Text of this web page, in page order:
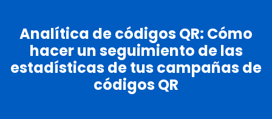
Analítica de códigos QR: Cómo
hacer un seguimiento de las
estadísticas de tus campañas de
códigos QR